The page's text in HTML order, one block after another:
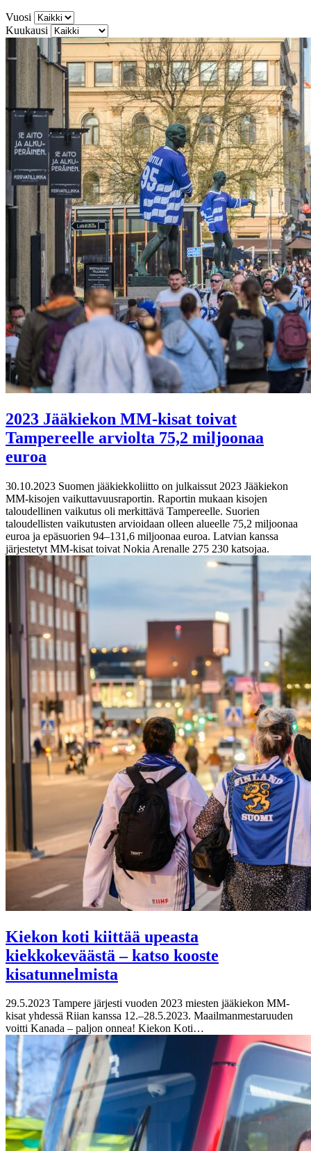
Vuosi
Kuukausi
2023 Jääkiekon MM-kisat toivat
Tampereelle arviolta 75,2 miljoonaa
euroa
30.10.2023 Suomen jääkiekkoliitto on julkaissut 2023 Jääkiekon
MM-kisojen vaikuttavuusraportin. Raportin mukaan kisojen
taloudellinen vaikutus oli merkittävä Tampereelle. Suorien
taloudellisten vaikutusten arvioidaan olleen alueelle 75,2 miljoonaa
euroa ja epäsuorien 94–131,6 miljoonaa euroa. Latvian kanssa
järjestetyt MM-kisat toivat Nokia Arenalle 275 230 katsojaa.
Kiekon koti kiittää upeasta
kiekkokeväästä – katso kooste
kisatunnelmista
29.5.2023 Tampere järjesti vuoden 2023 miesten jääkiekon MM-
kisat yhdessä Riian kanssa 12.–28.5.2023. Maailmanmestaruuden
voitti Kanada – paljon onnea! Kiekon Koti…